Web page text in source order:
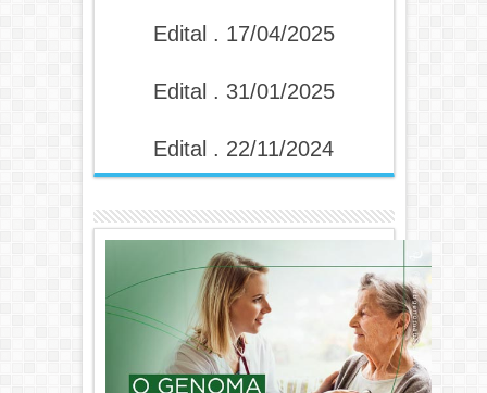
Edital . 17/04/2025
Edital . 31/01/2025
Edital . 22/11/2024